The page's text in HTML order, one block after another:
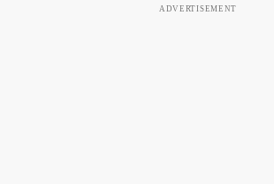
ADVERTISEMENT